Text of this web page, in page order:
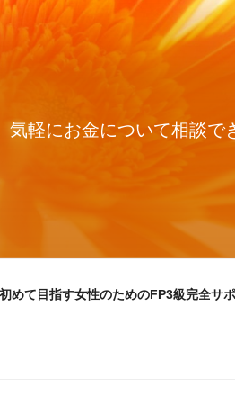
気軽にお金について相談で
めて目指す女性のためのFP3級完全サ